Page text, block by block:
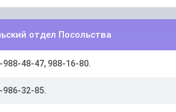
отдел Посольства
988-48-47, 988-16-80.
986-32-85.